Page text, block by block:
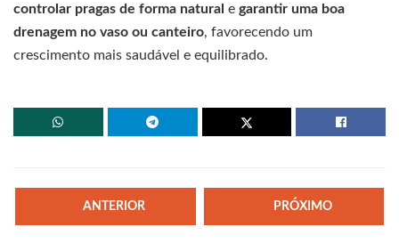
controlar pragas de forma natural e garantir uma boa
drenagem no vaso ou canteiro, favorecendo um
crescimento mais saudável e equilibrado.
ANTERIOR PRÓXIMO